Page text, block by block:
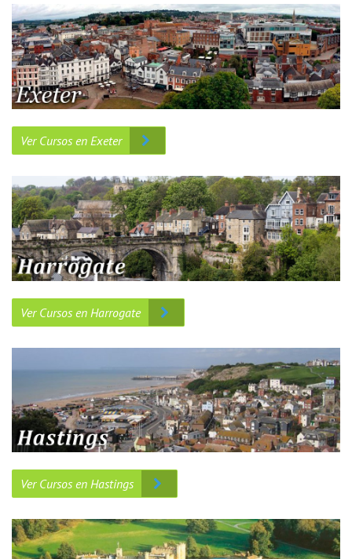
Ver Cursos en Exeter
Ver Cursos en Harrogate
Ver Cursos en Hastings